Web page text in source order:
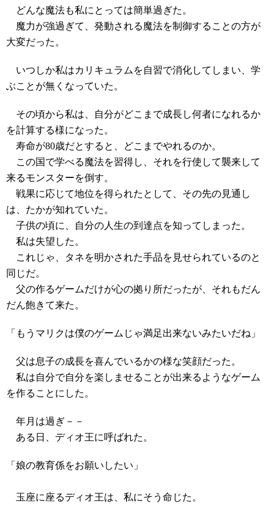
どんな魔法も私にとっては簡単過ぎた。
魔力が強過ぎて、発動される魔法を制御することの方が
大変だった。
いつしか私はカリキュラムを自習で消化してしまい、学
ぶことが無くなっていた。
その頃から私は、自分がどこまで成長し何者になれるか
を計算する様になった。
寿命が80歳だとすると、どこまでやれるのか。
この国で学べる魔法を習得し、それを行使して襲来して
来るモンスターを倒す。
戦果に応じて地位を得られたとして、その先の見通し
は、たかが知れていた。
子供の頃に、自分の人生の到達点を知ってしまった。
私は失望した。
これじゃ、タネを明かされた手品を見せられているのと
同じだ。
父の作るゲームだけが心の拠り所だったが、それもだん
だん飽きて来た。
「もうマリクは僕のゲームじゃ満足出来ないみたいだね」
父は息子の成長を喜んでいるかの様な笑顔だった。
私は自分で自分を楽しませることが出来るようなゲーム
を作ることにした。
年月は過ぎ－－
ある日、ディオ王に呼ばれた。
「娘の教育係をお願いしたい」
玉座に座るディオ王は、私にそう命じた。